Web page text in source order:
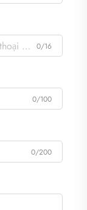
0/16
0/100
0/200